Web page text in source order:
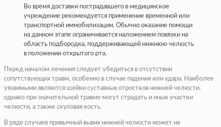
Во время доставки пострадавшего в медицинское
учреждение рекомендуется применение временной или
транспортной иммобилизации. Обычно оказание помощи
на данном этапе ограничивается наложением повязки на
область подбородка, поддерживающей нижнюю челюсть
в положении открытого рта.
Перед началом лечения следует убедиться в отсутствии
сопутствующих травм, особенно в случае падения или удара. Наиболее
уязвимыми являются шейки суставных отростков нижней челюсти,
однако при значительной травме могут страдать и иные участки
челюсти, а также скуловая кость.
В ряде случаев привычный вывих нижней челюсти может не